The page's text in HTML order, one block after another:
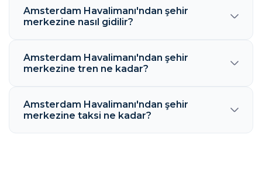
Amsterdam Havalimanı'ndan şehir
merkezine nasıl gidilir?
Amsterdam Havalimanı'ndan şehir
merkezine tren ne kadar?
Amsterdam Havalimanı'ndan şehir
merkezine taksi ne kadar?